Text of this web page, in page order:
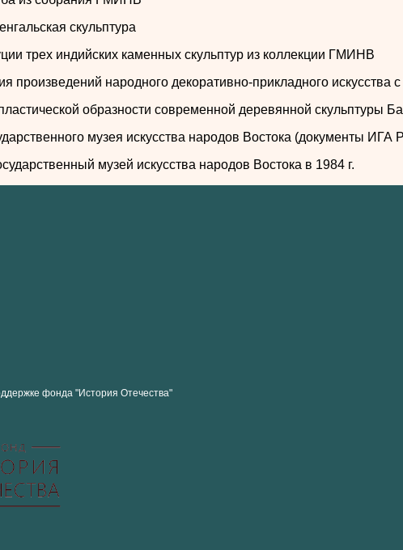
скульптура
трех индийских каменных скульптур из коллекции ГМИНВ
народного декоративно-прикладного искусства
образности современной деревянной
музея искусства народов Востока (документы
музей искусства народов Востока в 1984 г.
фонда "История Отечества"